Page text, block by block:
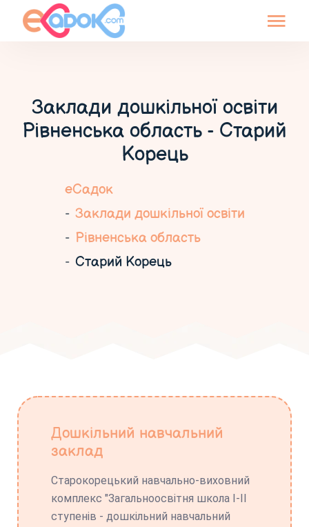
Заклади дошкільної освіти
Рівненська область - Старий
Корець
еСадок
Заклади дошкільної освіти
Рівненська область
Старий Корець
Дошкільний навчальний
заклад
Старокорецький навчально-виховний
комплекс "Загальноосвітня школа І-ІІ
ступенів - дошкільний навчальний